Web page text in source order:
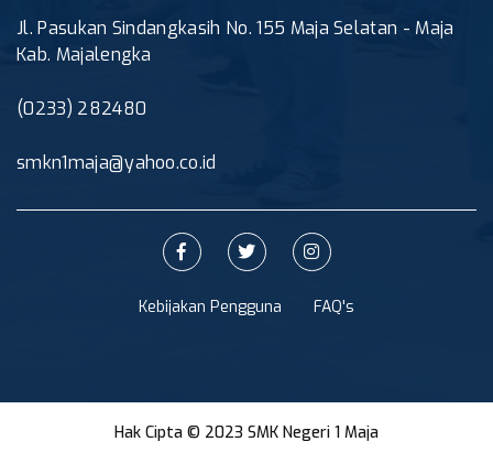
Jl. Pasukan Sindangkasih No. 155 Maja Selatan - Maja
Kab. Majalengka
(0233) 282480
smkn1maja@yahoo.co.id
Kebijakan Pengguna FAQ's
Hak Cipta © 2023 SMK Negeri 1 Maja